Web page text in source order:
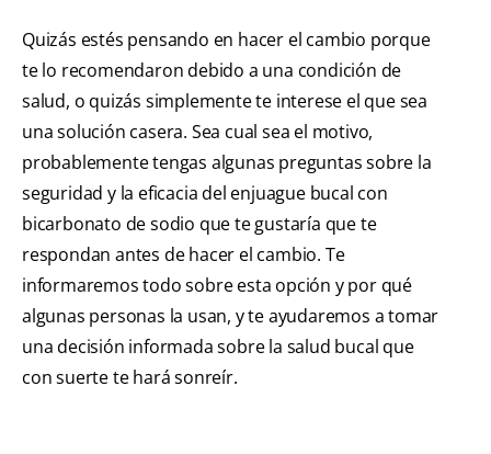
Quizás estés pensando en hacer el cambio porque
te lo recomendaron debido a una condición de
salud, o quizás simplemente te interese el que sea
una solución casera. Sea cual sea el motivo,
probablemente tengas algunas preguntas sobre la
seguridad y la eficacia del enjuague bucal con
bicarbonato de sodio que te gustaría que te
respondan antes de hacer el cambio. Te
informaremos todo sobre esta opción y por qué
algunas personas la usan, y te ayudaremos a tomar
una decisión informada sobre la salud bucal que
con suerte te hará sonreír.